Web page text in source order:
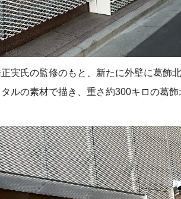
実氏の監修のもと、新たに外壁に葛飾
ルの素材で描き、重さ約300キロの葛